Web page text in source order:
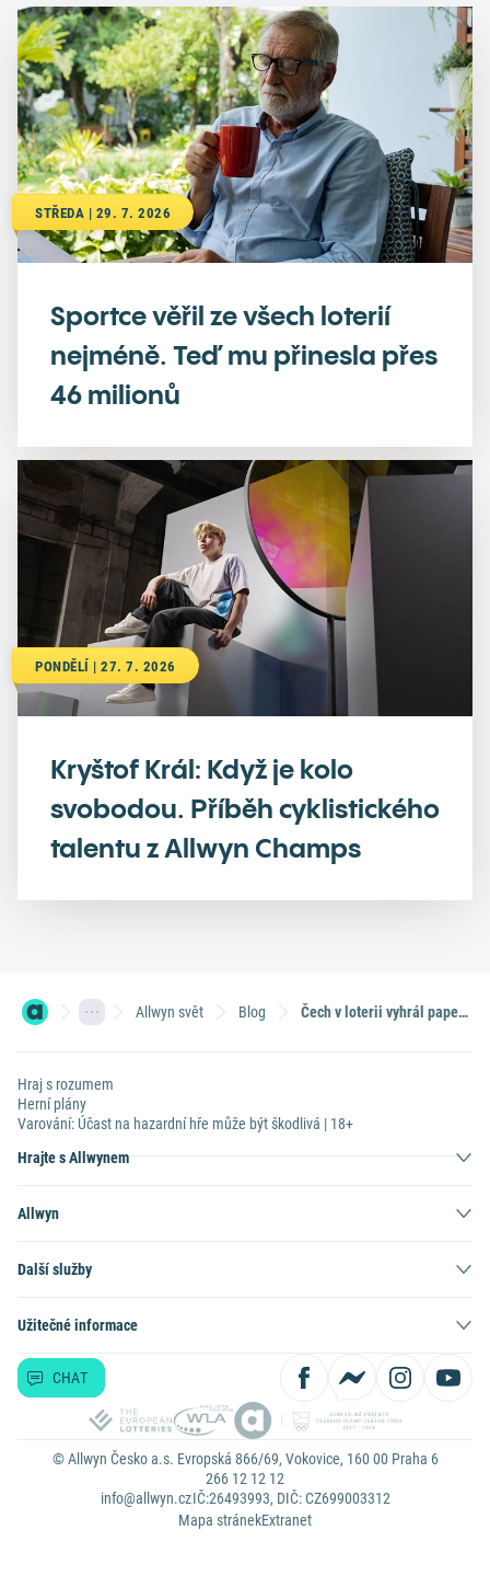
STŘEDA | 29. 7. 2026
Sportce věřil ze všech loterií
nejméně. Teď mu přinesla přes
46 milionů
PONDĚLÍ | 27. 7. 2026
Kryštof Král: Když je kolo
svobodou. Příběh cyklistického
talentu z Allwyn Champs
Allwyn svět Blog Čech v loterii vyhrál papežovo Lamborghini
Hraj s rozumem
Herní plány
Varování: Účast na hazardní hře může být škodlivá | 18+
Hrajte s Allwynem
Allwyn
Další služby
Užitečné informace
CHAT
© Allwyn Česko a.s. Evropská 866/69, Vokovice, 160 00 Praha 6
266 12 12 12
info@allwyn.czIČ:26493993, DIČ: CZ699003312
Mapa stránekExtranet